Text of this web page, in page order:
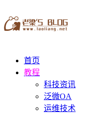
首页
教程
科技资讯
泛微OA
运维技术